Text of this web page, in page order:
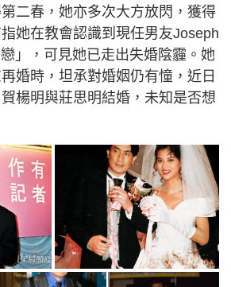
二春，她亦多次大方放閃，獲得
她在教會認識到現任男友Joseph
」，可見她已走出失婚陰霾。她
婚時，坦承對婚姻仍有憧，近日
楊明與莊思明結婚，未知是否想